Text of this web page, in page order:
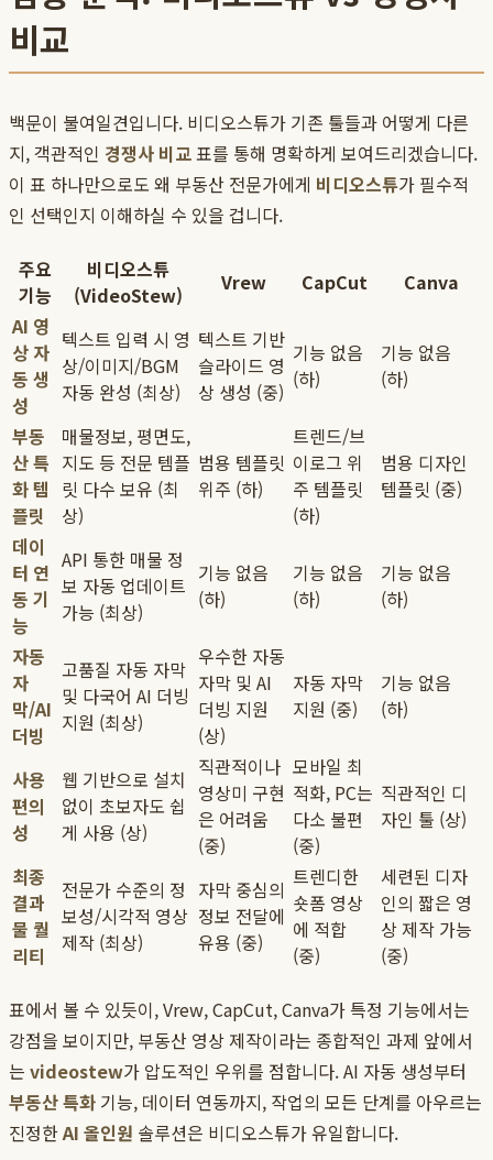
비교
백문이 불여일견입니다. 비디오스튜가 기존 툴들과 어떻게 다른
지, 객관적인 경쟁사 비교표를 통해 명확하게 보여드리겠습니다.
이 표 하나만으로도 왜 부동산 전문가에게 비디오스튜가 필수적
인 선택인지 이해하실 수 있을 겁니다.
주요
기능
비디오스튜
(VideoStew)
Vrew CapCut
Canva
AI 영
상 자
동 생
성
텍스트 입력 시 영
상/이미지/BGM
자동 완성 (최상)
텍스트 기반
슬라이드 영
상 생성 (중)
기능 없음
(하)
기능 없음
(하)
부동
산 특
화 템
플릿
매물정보, 평면도,
지도 등 전문 템플
릿 다수 보유 (최
상)
범용 템플릿
위주 (하)
트렌드/브
이로그 위
주 템플릿
(하)
범용 디자인
템플릿 (중)
데이
터 연
동 기
능
API 통한 매물 정
보 자동 업데이트
가능 (최상)
기능 없음
(하)
기능 없음
(하)
기능 없음
(하)
자동
자
막/AI
더빙
고품질 자동 자막
및 다국어 AI 더빙
지원 (최상)
우수한 자동
자막 및 AI
더빙 지원
(상)
자동 자막
지원 (중)
기능 없음
(하)
사용
편의
성
웹 기반으로 설치
없이 초보자도 쉽
게 사용 (상)
직관적이나
영상미 구현
은 어려움
(중)
모바일 최
적화, PC는
다소 불편
(중)
직관적인 디
자인 툴 (상)
최종
결과
물 퀄
리티
전문가 수준의 정
보성/시각적 영상
제작 (최상)
자막 중심의
정보 전달에
유용 (중)
트렌디한
숏폼 영상
에 적합
(중)
세련된 디자
인의 짧은 영
상 제작 가능
(중)
표에서 볼 수 있듯이, Vrew, CapCut, Canva가 특정 기능에서는
강점을 보이지만, 부동산 영상 제작이라는 종합적인 과제 앞에서
는 videostew가 압도적인 우위를 점합니다. AI 자동 생성부터
부동산 특화 기능, 데이터 연동까지, 작업의 모든 단계를 아우르는
진정한AI 올인원 솔루션은 비디오스튜가 유일합니다.